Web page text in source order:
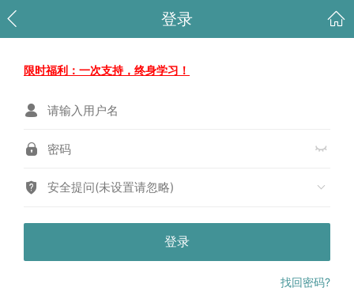
登录
限时福利：一次支持，终身学习！
安全提问(未设置请忽略)
登录
找回密码?